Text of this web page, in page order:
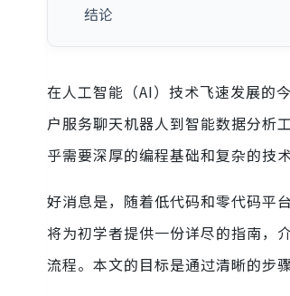
结论
在人工智能（AI）技术飞速发展的今
户服务聊天机器人到智能数据分析
乎需要深厚的编程基础和复杂的技
好消息是，随着低代码和零代码平
将为初学者提供一份详尽的指南，
流程。本文的目标是通过清晰的步